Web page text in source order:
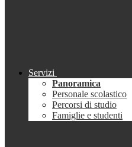
Servizi
Panoramica
Personale scolastico
Percorsi di studio
Famiglie e studenti